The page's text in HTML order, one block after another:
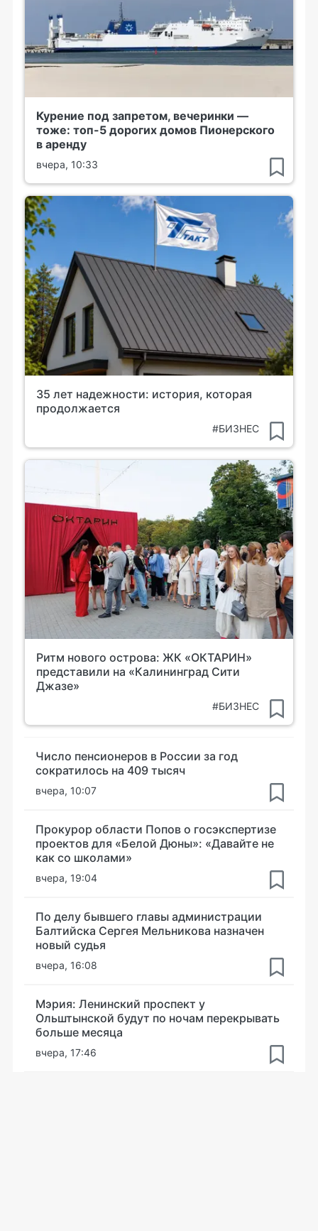
Курение под запретом, вечеринки —
тоже: топ-5 дорогих домов Пионерского
в аренду
вчера, 10:33
35 лет надежности: история, которая
продолжается
#БИЗНЕС
Ритм нового острова: ЖК «ОКТАРИН»
представили на «Калининград Сити
Джазе»
#БИЗНЕС
Число пенсионеров в России за год
сократилось на 409 тысяч
вчера, 10:07
Прокурор области Попов о госэкспертизе
проектов для «Белой Дюны»: «Давайте не
как со школами»
вчера, 19:04
По делу бывшего главы администрации
Балтийска Сергея Мельникова назначен
новый судья
вчера, 16:08
Мэрия: Ленинский проспект у
Ольштынской будут по ночам перекрывать
больше месяца
вчера, 17:46